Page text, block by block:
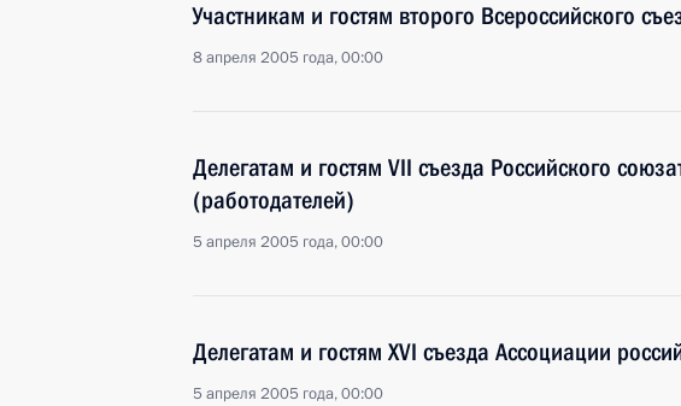
Участникам и гостям второго Всероссийского
8 апреля 2005 года, 00:00
Делегатам и гостям VII съезда Российского
(работодателей)
5 апреля 2005 года, 00:00
Делегатам и гостям XVI съезда Ассоциации
5 апреля 2005 года, 00:00